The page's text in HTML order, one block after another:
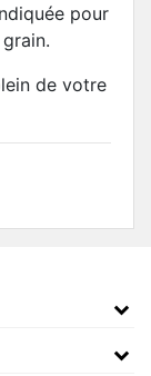
pour
de votre